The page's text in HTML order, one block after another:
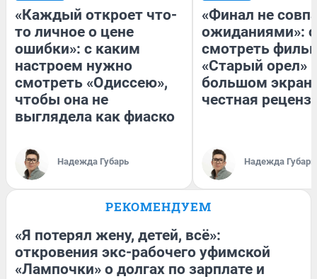
«Каждый откроет что-
то личное о цене
ошибки»: с каким
настроем нужно
смотреть «Одиссею»,
чтобы она не
выглядела как фиаско
Надежда Губарь
«Финал не
ожиданиями»:
смотреть
«Старый орел»
большом
честная
Надежда Губарь
РЕКОМЕНДУЕМ
«Я потерял жену, детей, всё»:
откровения экс-рабочего уфимской
«Лампочки» о долгах по зарплате и